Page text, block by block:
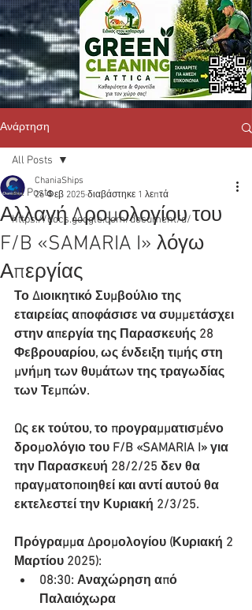
Ανάρτηση
All Posts
https://docs.google.com/document/d/
All Posts
Αλλαγή Δρομολογίου του
F/B «SAMARIA I» λόγω
Απεργίας
ChaniaShips
26 Φεβ 2025 διαβάστηκε 1 λεπτά
Το Διοικητικό Συμβούλιο της
εταιρείας αποφάσισε να συμμετάσχει
στην απεργία της Παρασκευής 28
Φεβρουαρίου, ως ένδειξη τιμής στη
μνήμη των θυμάτων της τραγωδίας
των Τεμπών.
Ως εκ τούτου, το προγραμματισμένο
δρομολόγιο του F/B «SAMARIA I» για
την Παρασκευή 28/2/25 δεν θα
πραγματοποιηθεί και αντί αυτού θα
εκτελεστεί την Κυριακή 2/3/25.
Πρόγραμμα Δρομολογίου (Κυριακή 2
Μαρτίου 2025):
08:30: Αναχώρηση από
Παλαιόχωρα